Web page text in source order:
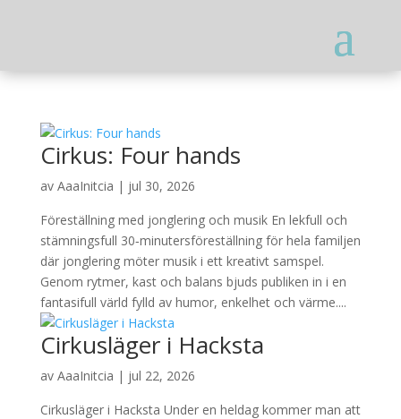
Cirkus: Four hands
av AaaInitcia | jul 30, 2026
Föreställning med jonglering och musik En lekfull och
stämningsfull 30‑minutersföreställning för hela familjen
där jonglering möter musik i ett kreativt samspel.
Genom rytmer, kast och balans bjuds publiken in i en
fantasifull värld fylld av humor, enkelhet och värme....
Cirkusläger i Hacksta
av AaaInitcia | jul 22, 2026
Cirkusläger i Hacksta Under en heldag kommer man att